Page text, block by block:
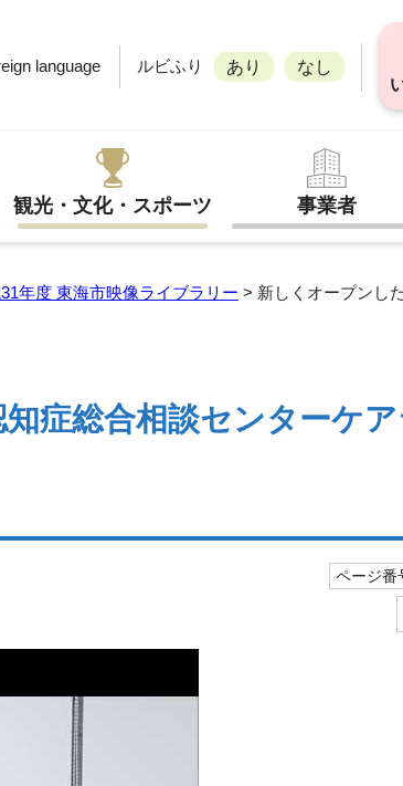
language ルビふり あり
なし
観光・文化・スポーツ 事業者
年度 東海市映像ライブラリー > 新しくオープンし
症総合相談センターケ
ページ番